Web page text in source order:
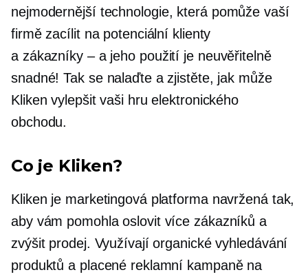
nejmodernějšítechnologie, která pomůže vaší
firmě zacílit na potenciální klienty
a zákazníky – ajeho použití je neuvěřitelně
snadné! Tak se nalaďte a zjistěte, jak může
Kliken vylepšit vaši hru elektronického
obchodu.
Co je Kliken?
Kliken je marketingová platforma navržená tak,
aby vám pomohla oslovit více zákazníků a
zvýšit prodej. Využívají organické vyhledávání
produktů a placené reklamní kampaně na